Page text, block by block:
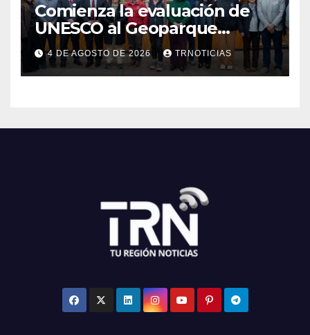
Comienza la evaluación de
UNESCO al Geoparque
Aspirante Pillanmapu en el
Maule
4 DE AGOSTO DE 2026 TRNOTICIAS